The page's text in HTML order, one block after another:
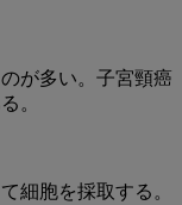
が多い。子宮頸癌
。
細胞を採取する。